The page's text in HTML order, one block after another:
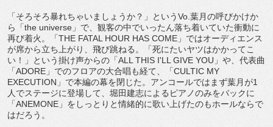
「そろそろ暴れちゃいましょうか？」というVo.葉月の呼びかけか
ら「the universe」で、観客の中でいったん落ち着いていた衝動に
再び着火。「THE FATAL HOUR HAS COME」ではオーディエンス
が席から立ち上がり、飛び跳ねる。「死にたいヤツはかかってこ
い！」という掛け声からの「ALL THIS I'LL GIVE YOU」や、代表曲
「ADORE」でのフロアの大合唱も経て、「CULTIC MY
EXECUTION」で本編の幕を閉じた。アンコールではまず葉月が1
人でステージに登場して、堀田建志によるピアノのみをバックに
「ANEMONE」をしっとりと情緒的に歌い上げたのもホールならで
はだろう。